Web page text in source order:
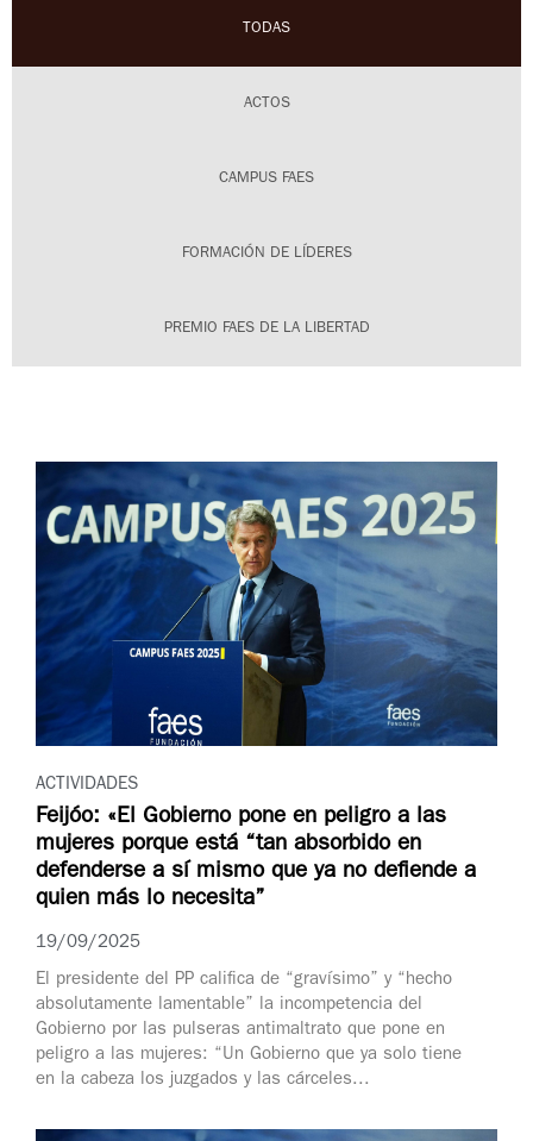
TODAS
ACTOS
CAMPUS FAES
FORMACIÓN DE LÍDERES
PREMIO FAES DE LA LIBERTAD
ACTIVIDADES
Feijóo: «El Gobierno pone en peligro a las
mujeres porque está “tan absorbido en
defenderse a sí mismo que ya no defiende a
quien más lo necesita”
19/09/2025
El presidente del PP califica de “gravísimo” y “hecho
absolutamente lamentable” la incompetencia del
Gobierno por las pulseras antimaltrato que pone en
peligro a las mujeres: “Un Gobierno que ya solo tiene
en la cabeza los juzgados y las cárceles...